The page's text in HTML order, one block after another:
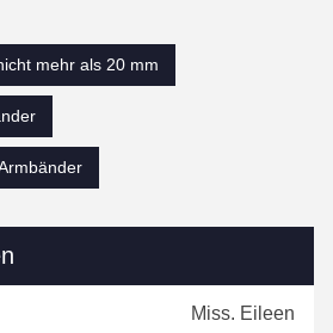
mehr als 20 mm
Miss. Eileen